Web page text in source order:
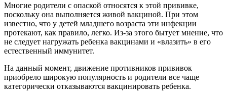
Многие родители с опаской относятся к этой прививке,
поскольку она выполняется живой вакциной. При этом
известно, что у детей младшего возраста эти инфекции
протекают, как правило, легко. Из-за этого бытует мнение, что
не следует нагружать ребенка вакцинами и «влазить» в его
естественный иммунитет.
На данный момент, движение противников прививок
приобрело широкую популярность и родители все чаще
категорически отказываются вакцинировать ребенка.